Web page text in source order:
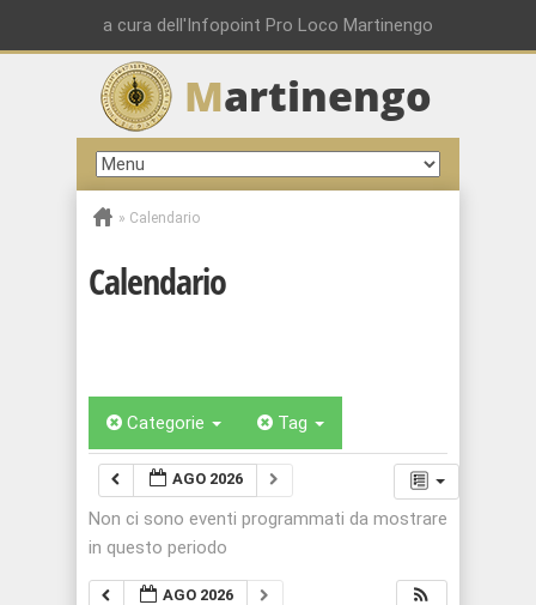
a cura dell'Infopoint Pro Loco Martinengo
Martinengo
» Calendario
Calendario
Categorie Tag
AGO 2026
Non ci sono eventi programmati da mostrare
in questo periodo
AGO 2026